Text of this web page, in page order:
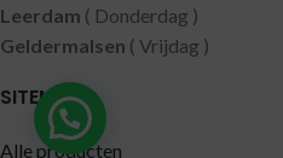
Leerdam ( Donderdag )
Geldermalsen ( Vrijdag )
SITEMAP
Alle producten